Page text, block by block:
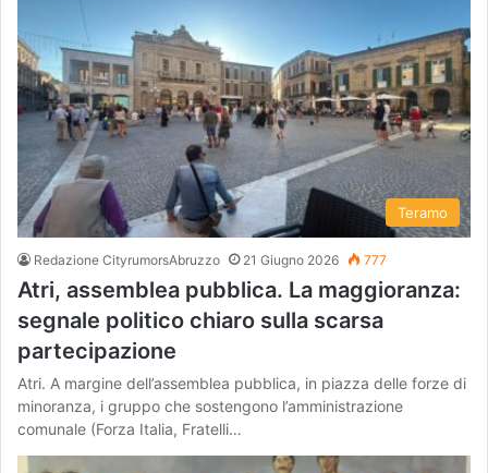
Teramo
Redazione CityrumorsAbruzzo 21 Giugno 2026 777
Atri, assemblea pubblica. La maggioranza:
segnale politico chiaro sulla scarsa
partecipazione
Atri. A margine dell’assemblea pubblica, in piazza delle forze di
minoranza, i gruppo che sostengono l’amministrazione
comunale (Forza Italia, Fratelli…